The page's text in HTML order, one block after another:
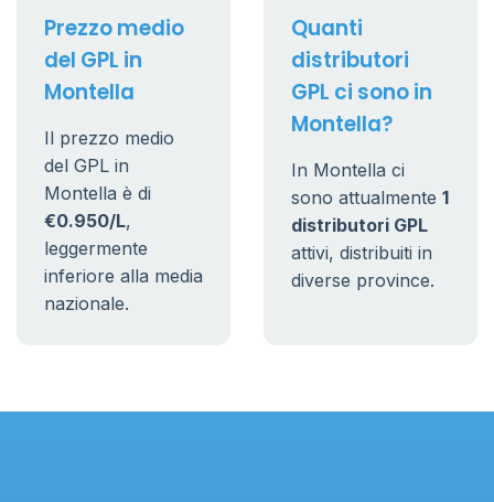
Prezzo medio
del GPL in
Montella
Il prezzo medio
del GPL in
Montella è di
€0.950/L,
leggermente
inferiore alla media
nazionale.
Quanti
distributori
GPL ci sono in
Montella?
In Montella ci
sono attualmente 1
distributori GPL
attivi, distribuiti in
diverse province.